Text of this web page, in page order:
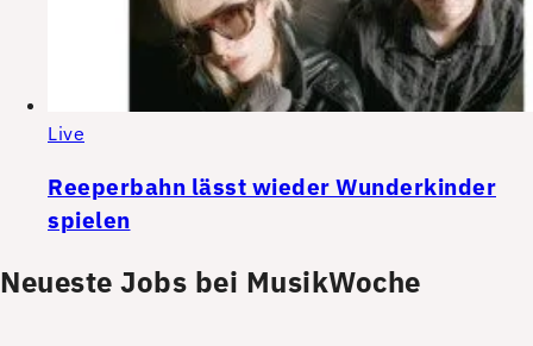
Live
Reeperbahn lässt wieder Wunderkinder
spielen
Neueste Jobs bei MusikWoche